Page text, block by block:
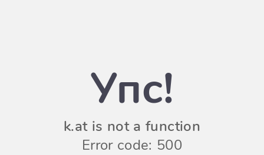
Упс!
k.at is not a function
Error code: 500